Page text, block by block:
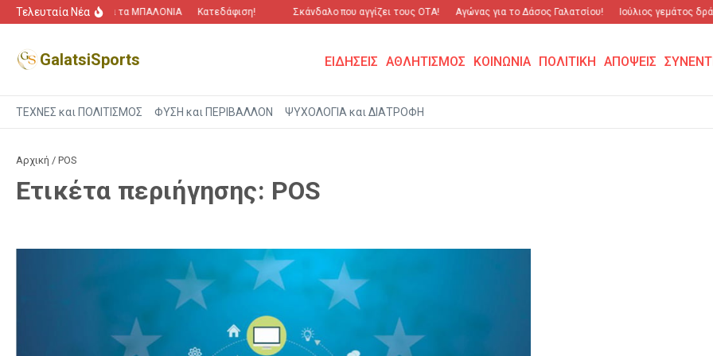
Μετάβαση στο περιεχόμενο
Τελευταία Νέα
“Πόλεμος” για τα ΜΠΑΛΟΝΙΑ Κατεδάφιση! Σκάνδαλο που αγγίζει τους ΟΤΑ! Αγώνας για το Δάσος Γαλατσίου! Ιούλιος γεμάτος
GalatsiSports ΕΙΔΗΣΕΙΣ ΑΘΛΗΤΙΣΜΟΣ ΚΟΙΝΩΝΙΑ ΠΟΛΙΤΙΚΗ ΑΠΟΨΕΙΣ
ΤΕΧΝΕΣ και ΠΟΛΙΤΙΣΜΟΣ ΦΥΣΗ και ΠΕΡΙΒΑΛΛΟΝ ΨΥΧΟΛΟΓΙΑ και ΔΙΑΤΡΟΦΗ
Αρχική / POS
Ετικέτα περιήγησης: POS